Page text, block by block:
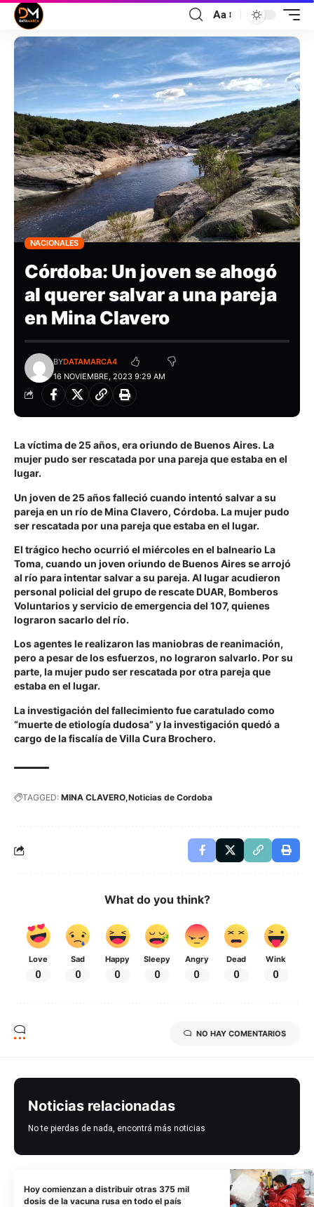
Aa
NACIONALES
Córdoba: Un joven se ahogó
al querer salvar a una pareja
en Mina Clavero
16 NOVIEMBRE, 2023 9:29 AM
BYDATAMARCA4
La víctima de 25 años, era oriundo de Buenos Aires. La
mujer pudo ser rescatada por una pareja que estaba en el
lugar.
Un joven de 25 años falleció cuando intentó salvar a su
pareja en un río de Mina Clavero, Córdoba. La mujer pudo
ser rescatada por una pareja que estaba en el lugar.
El trágico hecho ocurrió el miércoles en el balneario La
Toma, cuando un joven oriundo de Buenos Aires se arrojó
al río para intentar salvar a su pareja. Al lugar acudieron
personal policial del grupo de rescate DUAR, Bomberos
Voluntarios y servicio de emergencia del 107, quienes
lograron sacarlo del río.
Los agentes le realizaron las maniobras de reanimación,
pero a pesar de los esfuerzos, no lograron salvarlo. Por su
parte, la mujer pudo ser rescatada por otra pareja que
estaba en el lugar.
La investigación del fallecimiento fue caratulado como
“muerte de etiología dudosa” y la investigación quedó a
cargo de la fiscalía de Villa Cura Brochero.
TAGGED: MINA CLAVERO Noticias de Cordoba
What do you think?
Love
0
Sad
0
Happy
0
Sleepy
0
Angry
0
Dead
0
Wink
0
NO HAY COMENTARIOS
Noticias relacionadas
No te pierdas de nada, encontrá más noticias
Hoy comienzan a distribuir otras 375 mil
dosis de la vacuna rusa en todo el país